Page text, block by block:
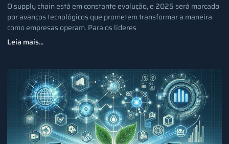
O supply chain está em constante evolução, e 2025 será marcado
por avanços tecnológicos que prometem transformar a maneira
como empresas operam. Para os líderes
Leia mais...